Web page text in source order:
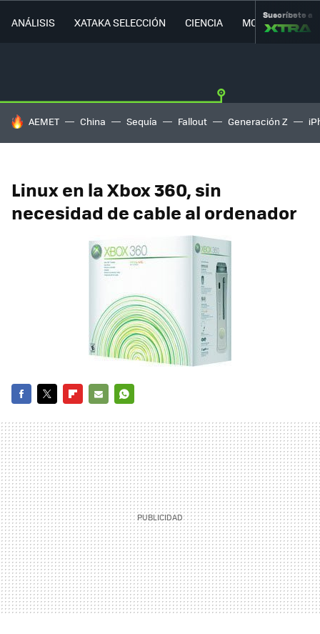
ANÁLISIS XATAKA SELECCIÓN CIENCIA MOVILIDAD
Suscríbete a
HOY SE HABLA DE
AEMET China Sequía Fallout Generación Z
Linux en la Xbox 360, sin
necesidad de cable al ordenador
MAIL